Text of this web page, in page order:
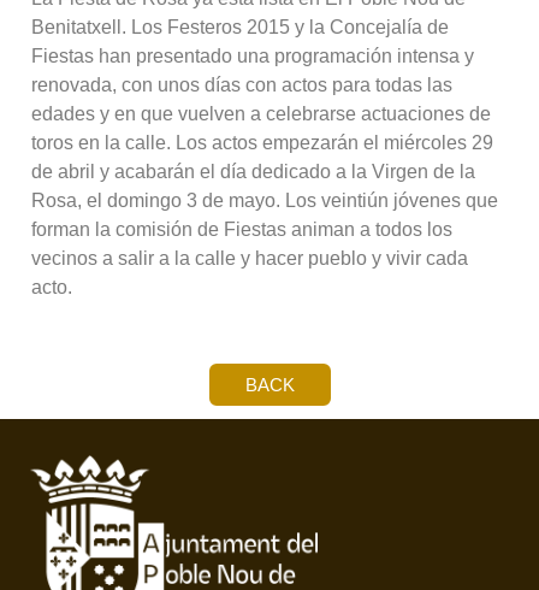
Benitatxell. Los Festeros 2015 y la Concejalía de
Fiestas han presentado una programación intensa y
renovada, con unos días con actos para todas las
edades y en que vuelven a celebrarse actuaciones de
toros en la calle. Los actos empezarán el miércoles 29
de abril y acabarán el día dedicado a la Virgen de la
Rosa, el domingo 3 de mayo. Los veintiún jóvenes que
forman la comisión de Fiestas animan a todos los
vecinos a salir a la calle y hacer pueblo y vivir cada
acto.
BACK